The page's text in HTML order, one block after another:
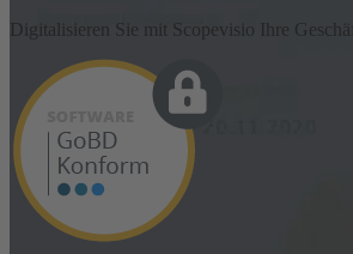
Digitalisieren Sie mit Scopevisio Ihre